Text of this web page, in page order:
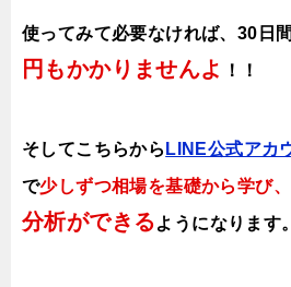
使ってみて必要なければ、30日
円もかかりませんよ
！！
そしてこちらから LINE公式アカ
で少しずつ相場を基礎から学び
分析ができるようになります。